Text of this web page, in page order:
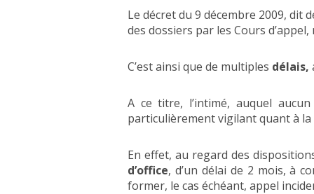
Le décret du 9 décembre 2009, dit
des dossiers par les Cours
C’est ainsi que de multiples délais,
A ce titre, l’intimé, auquel
particulièrement vigilant quant à la
En effet, au regard des
d’office, d’un délai de 2 mois, à
former, le cas échéant, appel